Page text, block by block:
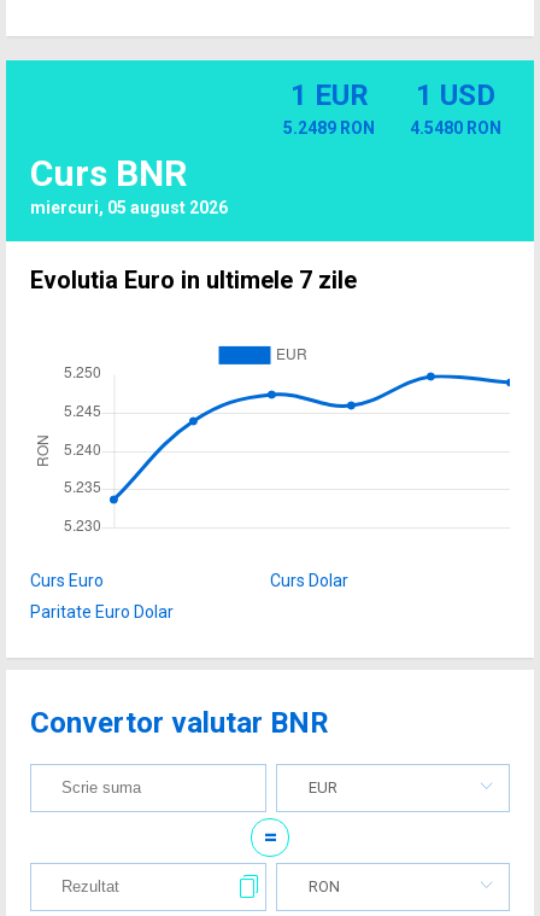
Curs BNR
miercuri, 05 august 2026
1 EUR
5.2489 RON
1 USD
4.5480 RON
Evolutia Euro in ultimele 7 zile
Curs Euro
Curs Dolar
Paritate Euro Dolar
Convertor valutar BNR
EUR
=
RON